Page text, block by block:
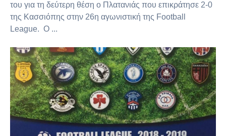
του για τη δεύτερη θέση ο Πλατανιάς που επικράτησε 2-0
της Κασσιόπης στην 26η αγωνιστική της Football
League. Ο ...